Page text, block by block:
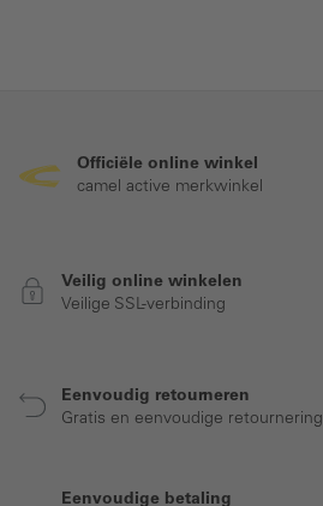
Officiële online winkel
camel active merkwinkel
Veilig online winkelen
Veilige SSL-verbinding
Eenvoudig retourneren
Gratis en eenvoudige retournering
Eenvoudige betaling